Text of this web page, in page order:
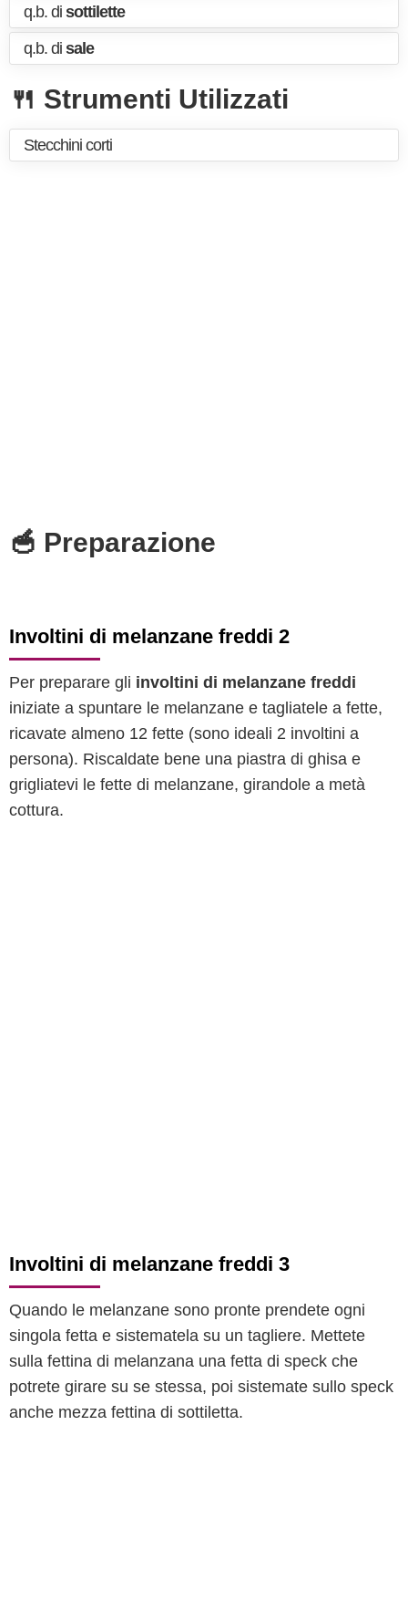
q.b. di sottilette
q.b. di sale
🍴 Strumenti Utilizzati
Stecchini corti
🥣 Preparazione
Involtini di melanzane freddi 2
Per preparare gli involtini di melanzane freddi
iniziate a spuntare le melanzane e tagliatele a fette,
ricavate almeno 12 fette (sono ideali 2 involtini a
persona). Riscaldate bene una piastra di ghisa e
grigliatevi le fette di melanzane, girandole a metà
cottura.
Involtini di melanzane freddi 3
Quando le melanzane sono pronte prendete ogni
singola fetta e sistematela su un tagliere. Mettete
sulla fettina di melanzana una fetta di speck che
potrete girare su se stessa, poi sistemate sullo speck
anche mezza fettina di sottiletta.